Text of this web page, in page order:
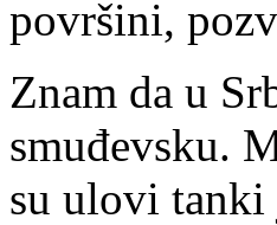
površini,
Znam da u
smuđevsku.
su ulovi tanki